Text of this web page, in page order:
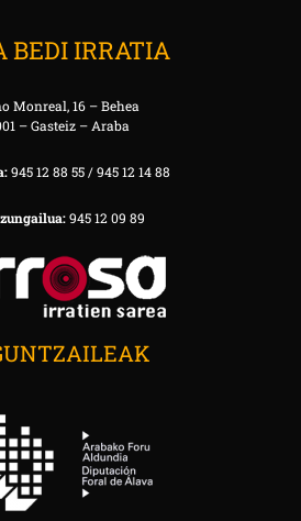
BEDI IRRATIA
Monreal, 16 – Behea
– Gasteiz – Araba
945 12 88 55 / 945 12 14 88
945 12 09 89